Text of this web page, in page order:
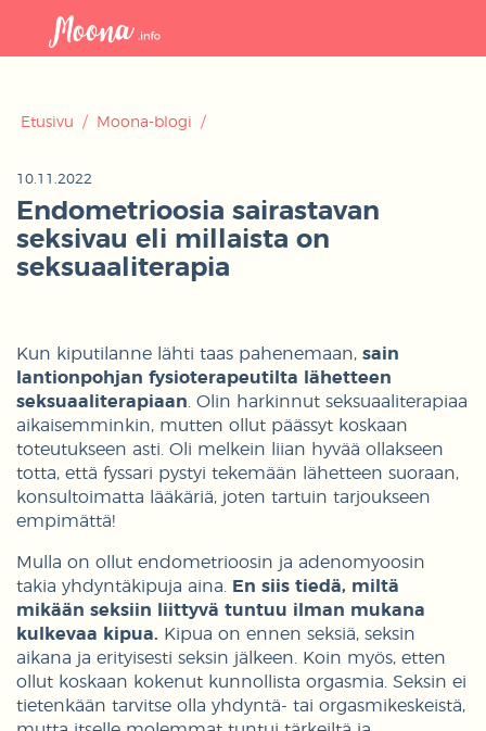
Etusivu / Moona-blogi /
10.11.2022
Endometrioosia sairastavan
seksivau eli millaista on
seksuaaliterapia
Kun kiputilanne lähti taas pahenemaan, sain
lantionpohjan fysioterapeutilta lähetteen
seksuaaliterapiaan . Olin harkinnut seksuaaliterapiaa
aikaisemminkin, mutten ollut päässyt koskaan
toteutukseen asti. Oli melkein liian hyvää ollakseen
totta, että fyssari pystyi tekemään lähetteen suoraan,
konsultoimatta lääkäriä, joten tartuin tarjoukseen
empimättä!
Mulla on ollut endometrioosin ja adenomyoosin
takia yhdyntäkipuja aina.
En siis tiedä, miltä
mikään seksiin liittyvä tuntuu ilman mukana
kulkevaa kipua. Kipua on ennen seksiä, seksin
aikana ja erityisesti seksin jälkeen. Koin myös, etten
ollut koskaan kokenut kunnollista orgasmia. Seksin ei
tietenkään tarvitse olla yhdyntä- tai orgasmikeskeistä,